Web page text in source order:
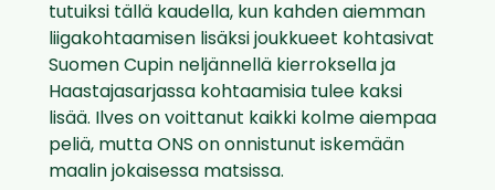
tutuiksi tällä kaudella, kun kahden aiemman
liigakohtaamisen lisäksi joukkueet kohtasivat
Suomen Cupin neljännellä kierroksella ja
Haastajasarjassa kohtaamisia tulee kaksi
lisää. Ilves on voittanut kaikki kolme aiempaa
peliä, mutta ONS on onnistunut iskemään
maalin jokaisessa matsissa.